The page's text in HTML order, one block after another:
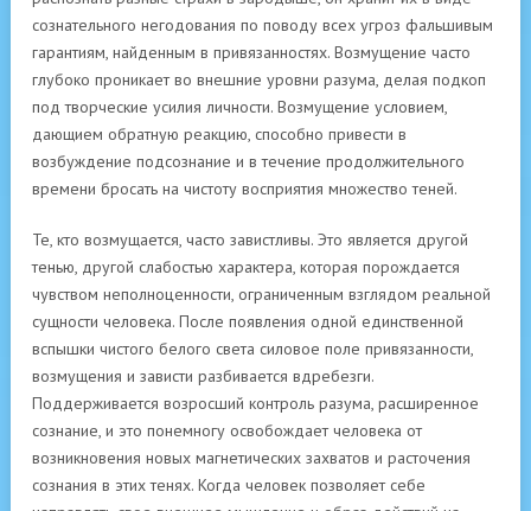
сознательного негодования по поводу всех угроз фальшивым
гарантиям, найденным в привязанностях. Возмущение часто
глубоко проникает во внешние уровни разума, делая подкоп
под творческие усилия личности. Возмущение условием,
дающием обратную реакцию, способно привести в
возбуждение подсознание и в течение продолжительного
времени бросать на чистоту восприятия множество теней.
Те, кто возмущается, часто завистливы. Это является другой
тенью, другой слабостью характера, которая порождается
чувством неполноценности, ограниченным взглядом реальной
сущности человека. После появления одной единственной
вспышки чистого белого света силовое поле привязанности,
возмущения и зависти разбивается вдребезги.
Поддерживается возросший контроль разума, расширенное
сознание, и это понемногу освобождает человека от
возникновения новых магнетических захватов и расточения
сознания в этих тенях. Когда человек позволяет себе